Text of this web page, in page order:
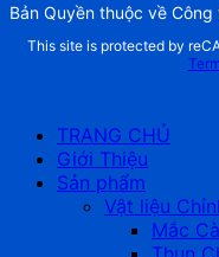
Bản Quyền thuộc về
This site is protected by
TRANG CHỦ
Giới Thiệu
Sản phẩm
Vật liệu
Mắc